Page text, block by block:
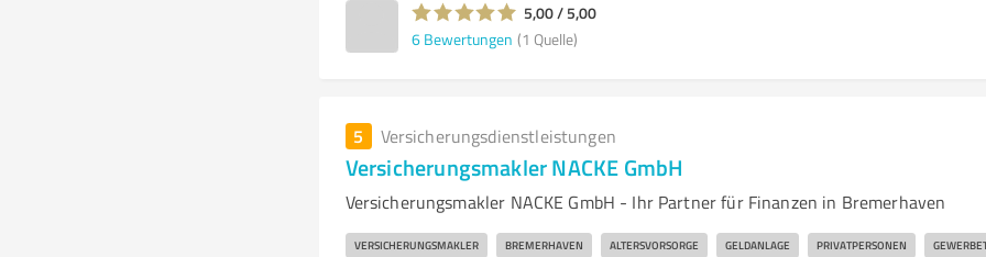
5,00 / 5,00
6 Bewertungen (1 Quelle)
5 Versicherungsdienstleistungen
Versicherungsmakler NACKE GmbH
Versicherungsmakler NACKE GmbH - Ihr Partner für Finanzen in Bremerhaven
VERSICHERUNGSMAKLER BREMERHAVEN ALTERSVORSORGE GELDANLAGE PRIVATPERSONEN